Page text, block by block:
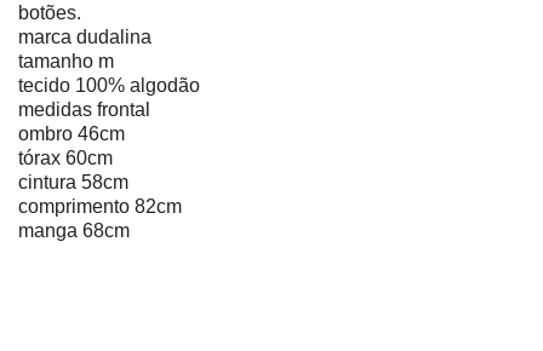
botões.
marca dudalina
tamanho m
tecido 100% algodão
medidas frontal
ombro 46cm
tórax 60cm
cintura 58cm
comprimento 82cm
manga 68cm